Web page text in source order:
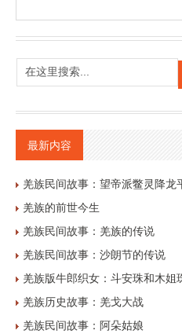
最新内容
羌族民间故事：望帝派鳖灵降龙
羌族的前世今生
羌族民间故事：羌族的传说
羌族民间故事：沙朗节的传说
羌族版牛郎织女：斗安珠和木姐
羌族历史故事：羌戈大战
羌族民间故事：阿朵姑娘